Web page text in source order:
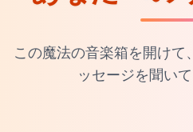
💝
この魔法の音楽箱を開けて
ッセージを聞いて